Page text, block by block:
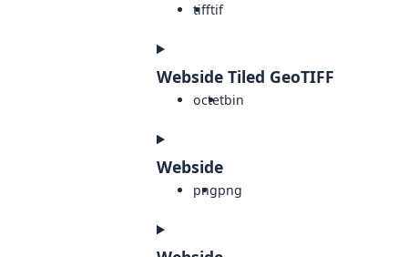
tifftif
Webside Tiled GeoTIFF
octetbin
Webside
pngpng